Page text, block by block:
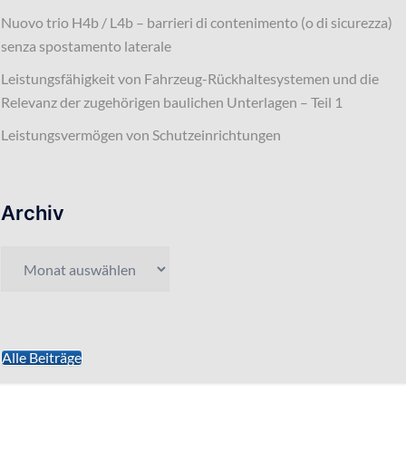
Nuovo trio H4b / L4b – barrieri di contenimento (o di sicurezza)
senza spostamento laterale
Leistungsfähigkeit von Fahrzeug-Rückhaltesystemen und die
Relevanz der zugehörigen baulichen Unterlagen – Teil 1
Leistungsvermögen von Schutzeinrichtungen
Archiv
Alle Beiträge